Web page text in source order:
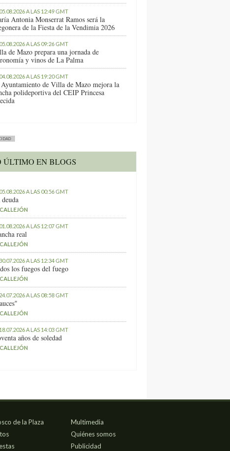
05.08.2026 A LAS 12:49 GMT
Antonia Monserrat Ramos será la
de la Fiesta de la Vendimia 2026
05.08.2026 A LAS 09:26 GMT
de Mazo prepara una jornada de
y vinos de La Palma
04.08.2026 A LAS 19:20 GMT
de Villa de Mazo mejora la
polideportiva del CEIP Princesa
ÚLTIMO EN BLOGS
05.08.2026 A LAS 00:56 GMT
01.08.2026 A LAS 12:07 GMT
real
A LAS 12:34 GMT
los fuegos del fuego
24.07.2026 A LAS 08:58 GMT
18.07.2026 A LAS 14:03 GMT
años de soledad
de la Plaza
Multimedia
Quiénes somos
Publicidad